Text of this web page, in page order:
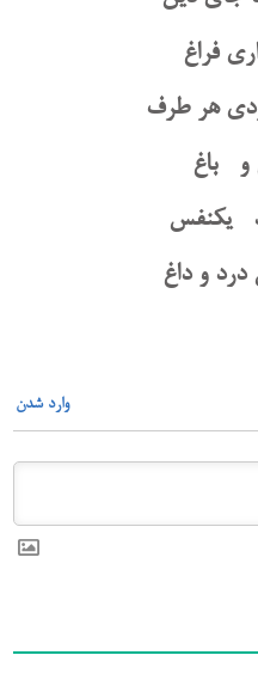
فراغ
دزدی هر طرف
و باغ
ماند یکنفس
درد و داغ
وارد شدن